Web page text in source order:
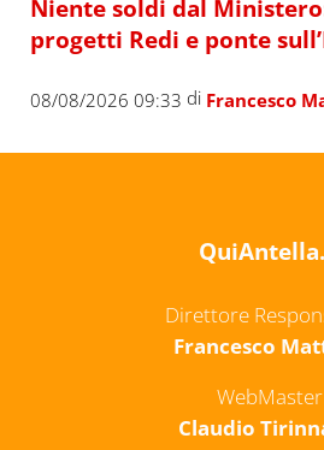
Niente soldi dal
progetti Redi e ponte
08/08/2026 09:33 di Francesco
Direttore
Francesco
WebMaster
Claudio